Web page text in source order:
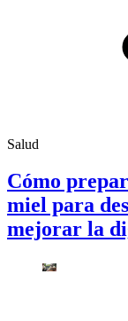
Salud
Cómo
miel para
mejorar la